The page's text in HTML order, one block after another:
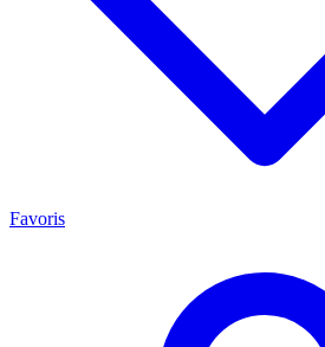
Favoris